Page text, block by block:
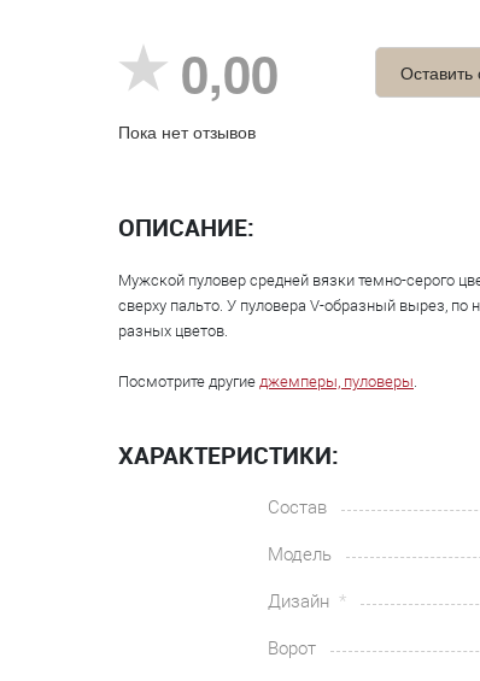
0,00
Пока нет отзывов
Оставить
ОПИСАНИЕ:
Мужской пуловер средней вязки темно-серого
сверху пальто. У пуловера V-образный вырез,
разных цветов.
Посмотрите другие джемперы, пуловеры.
ХАРАКТЕРИСТИКИ:
Состав
Модель
Дизайн
Ворот